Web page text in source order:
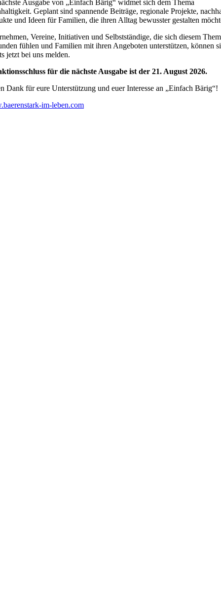
Ausgabe von „Einfach Bärig“ widmet sich dem Thema
Geplant sind spannende Beiträge, regionale Projekte,
und Ideen für Familien, die ihren Alltag bewusster gestalten
Vereine, Initiativen und Selbstständige, die sich diesem
fühlen und Familien mit ihren Angeboten unterstützen, können
jetzt bei uns melden.
für die nächste Ausgabe ist der 21. August 2026.
Dank für eure Unterstützung und euer Interesse an „Einfach Bärig“!
im-leben.com